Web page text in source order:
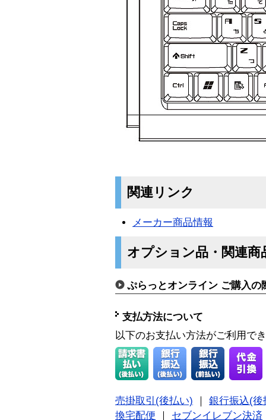
関連リンク
メーカー商品情報
オプション品・関連商
ぷらっとオンライン ご購入の
支払方法について
以下のお支払い方法がご利用で
売掛取引(後払い) ｜ 銀行振込(後
換宅配便 ｜ セブンイレブン決済